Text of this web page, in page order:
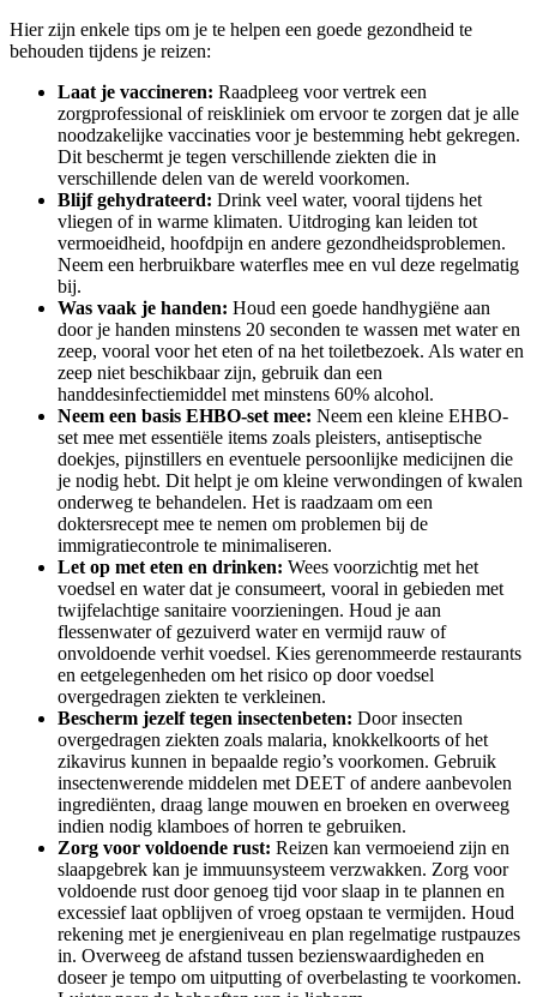
Hier zijn enkele tips om je te helpen een goede gezondheid te
behouden tijdens je reizen:
Laat je vaccineren: Raadpleeg voor vertrek een
zorgprofessional of reiskliniek om ervoor te zorgen dat je alle
noodzakelijke vaccinaties voor je bestemming hebt gekregen.
Dit beschermt je tegen verschillende ziekten die in
verschillende delen van de wereld voorkomen.
Blijf gehydrateerd: Drink veel water, vooral tijdens het
vliegen of in warme klimaten. Uitdroging kan leiden tot
vermoeidheid, hoofdpijn en andere gezondheidsproblemen.
Neem een herbruikbare waterfles mee en vul deze regelmatig
bij.
Was vaak je handen: Houd een goede handhygiëne aan
door je handen minstens 20 seconden te wassen met water en
zeep, vooral voor het eten of na het toiletbezoek. Als water en
zeep niet beschikbaar zijn, gebruik dan een
handdesinfectiemiddel met minstens 60% alcohol.
Neem een basis EHBO-set mee: Neem een kleine EHBO-
set mee met essentiële items zoals pleisters, antiseptische
doekjes, pijnstillers en eventuele persoonlijke medicijnen die
je nodig hebt. Dit helpt je om kleine verwondingen of kwalen
onderweg te behandelen. Het is raadzaam om een
doktersrecept mee te nemen om problemen bij de
immigratiecontrole te minimaliseren.
Let op met eten en drinken: Wees voorzichtig met het
voedsel en water dat je consumeert, vooral in gebieden met
twijfelachtige sanitaire voorzieningen. Houd je aan
flessenwater of gezuiverd water en vermijd rauw of
onvoldoende verhit voedsel. Kies gerenommeerde restaurants
en eetgelegenheden om het risico op door voedsel
overgedragen ziekten te verkleinen.
Bescherm jezelf tegen insectenbeten: Door insecten
overgedragen ziekten zoals malaria, knokkelkoorts of het
zikavirus kunnen in bepaalde regio’s voorkomen. Gebruik
insectenwerende middelen met DEET of andere aanbevolen
ingrediënten, draag lange mouwen en broeken en overweeg
indien nodig klamboes of horren te gebruiken.
Zorg voor voldoende rust: Reizen kan vermoeiend zijn en
slaapgebrek kan je immuunsysteem verzwakken. Zorg voor
voldoende rust door genoeg tijd voor slaap in te plannen en
excessief laat opblijven of vroeg opstaan te vermijden. Houd
rekening met je energieniveau en plan regelmatige rustpauzes
in. Overweeg de afstand tussen bezienswaardigheden en
doseer je tempo om uitputting of overbelasting te voorkomen.